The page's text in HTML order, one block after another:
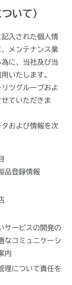
いて）
入された個人情
メンテナンス業
に、当社及び当
いたします。
ツグループおよ
ていただきま
および情報を次
品登録情報
サービスの開発の
なコミュニケーシ
内
理について責任を